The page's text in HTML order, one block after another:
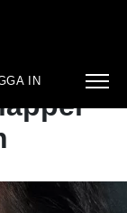
IN
–